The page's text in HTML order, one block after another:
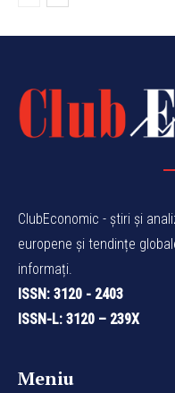
ClubEconomic - știri și
europene și tendințe
informați.
ISSN: 3120 - 2403
ISSN-L: 3120 – 239X
Meniu